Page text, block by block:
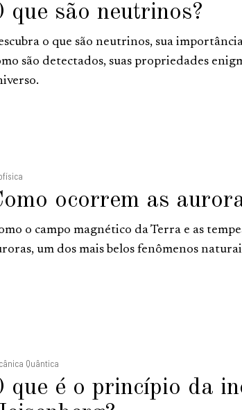
que são neutrinos?
o que são neutrinos, sua
são detectados, suas propriedades
ocorrem as
o campo magnético da Terra e as
um dos mais belos fenômenos
Quântica
que é o princípio da